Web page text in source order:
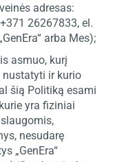
adresas:
26267833, el.
arba Mes);
asmuo, kurį
ir kurio
šią Politiką esami
yra fiziniai
nesudarę
„GenEra“